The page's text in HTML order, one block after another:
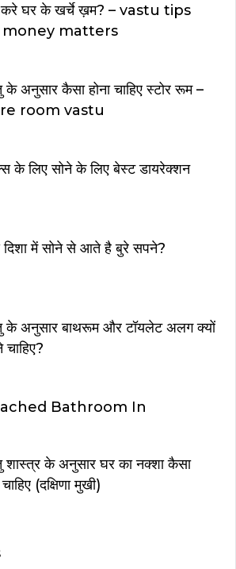
घर के खर्चे ख़म? – vastu tips
matters
के अनुसार कैसा होना चाहिए स्टोर रूम –
room vastu
के लिए सोने के लिए बेस्ट डायरेक्शन
में सोने से आते है बुरे सपने?
के अनुसार बाथरूम और टॉयलेट अलग क्यों
चाहिए?
Bathroom In
शास्त्र के अनुसार घर का नक्शा कैसा
चाहिए (दक्षिणा मुखी)